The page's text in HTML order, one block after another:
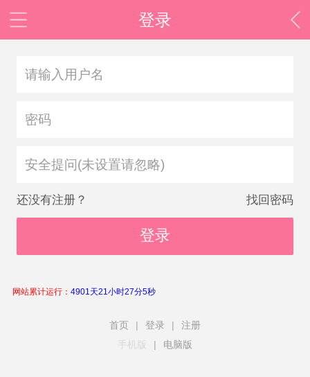
登录
安全提问(未设置请忽略)
还没有注册？ 找回密码
登录
网站累计运行： 4901天21小时27分5秒
首页 | 登录 |
注册
手机版
| 电脑版